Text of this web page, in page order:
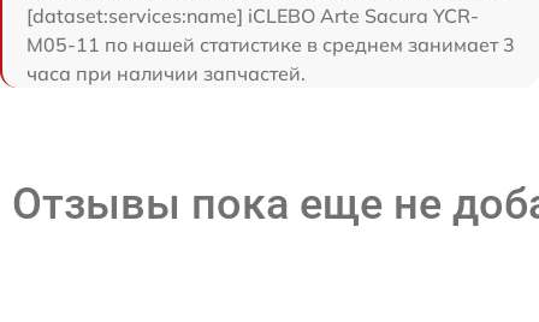
[dataset:services:name] iCLEBO Arte Sacura YCR-
M05-11 по нашей статистике в среднем занимает 3
часа при наличии запчастей.
Отзывы пока еще не